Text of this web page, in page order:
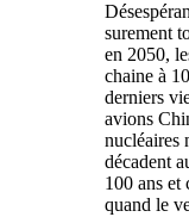
surement
en 2050,
chaine à
derniers
avions
nucléaires
décadent
100 ans et
quand le